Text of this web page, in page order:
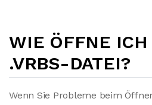
WIE ÖFFNE
.VRBS-DATEI?
Wenn Sie Probleme beim